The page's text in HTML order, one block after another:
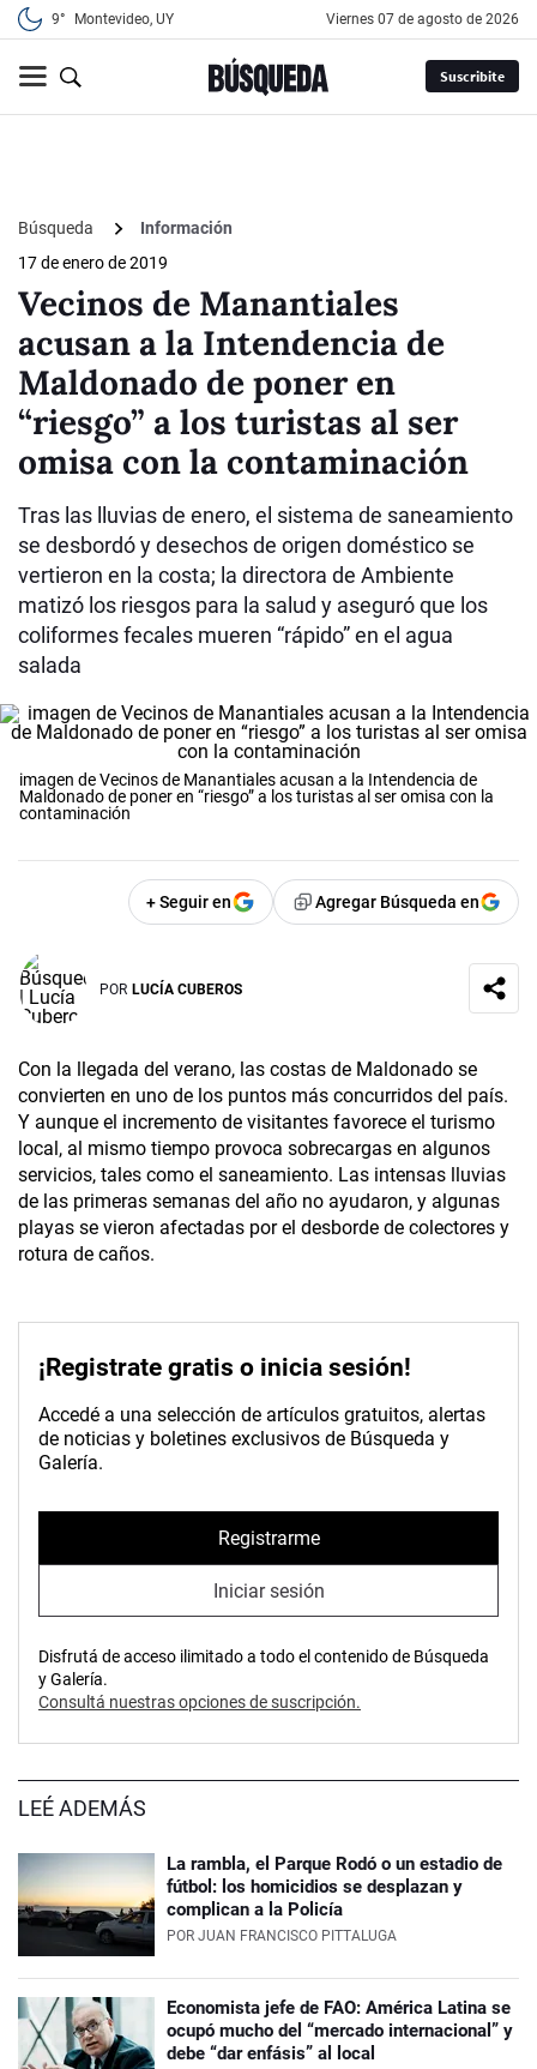
9° Montevideo, UY viernes 07 de agosto de 2026
Suscribite
Búsqueda
Información
17 de enero de 2019
Vecinos de Manantiales
acusan a la Intendencia de
Maldonado de poner en
“riesgo” a los turistas al ser
omisa con la contaminación
Tras las lluvias de enero, el sistema de saneamiento
se desbordó y desechos de origen doméstico se
vertieron en la costa; la directora de Ambiente
matizó los riesgos para la salud y aseguró que los
coliformes fecales mueren “rápido” en el agua
salada
imagen de Vecinos de Manantiales acusan a la Intendencia de
Maldonado de poner en “riesgo” a los turistas al ser omisa con la
contaminación
+ Seguir en Agregar Búsqueda en
POR LUCÍA CUBEROS
Con la llegada del verano, las costas de Maldonado se
convierten en uno de los puntos más concurridos del país.
Y aunque el incremento de visitantes favorece el turismo
local, al mismo tiempo provoca sobrecargas en algunos
servicios, tales como el saneamiento. Las intensas lluvias
de las primeras semanas del año no ayudaron, y algunas
playas se vieron afectadas por el desborde de colectores y
rotura de caños.
¡Registrate gratis o inicia sesión!
Accedé a una selección de artículos gratuitos, alertas
de noticias y boletines exclusivos de Búsqueda y
Galería.
Registrarme
Iniciar sesión
Disfrutá de acceso ilimitado a todo el contenido de Búsqueda
y Galería.
Consultá nuestras opciones de suscripción.
LEÉ ADEMÁS
La rambla, el Parque Rodó o un estadio de
fútbol: los homicidios se desplazan y
complican a la Policía
POR JUAN FRANCISCO PITTALUGA
Economista jefe de FAO: América Latina se
ocupó mucho del “mercado internacional” y
debe “dar enfásis” al local